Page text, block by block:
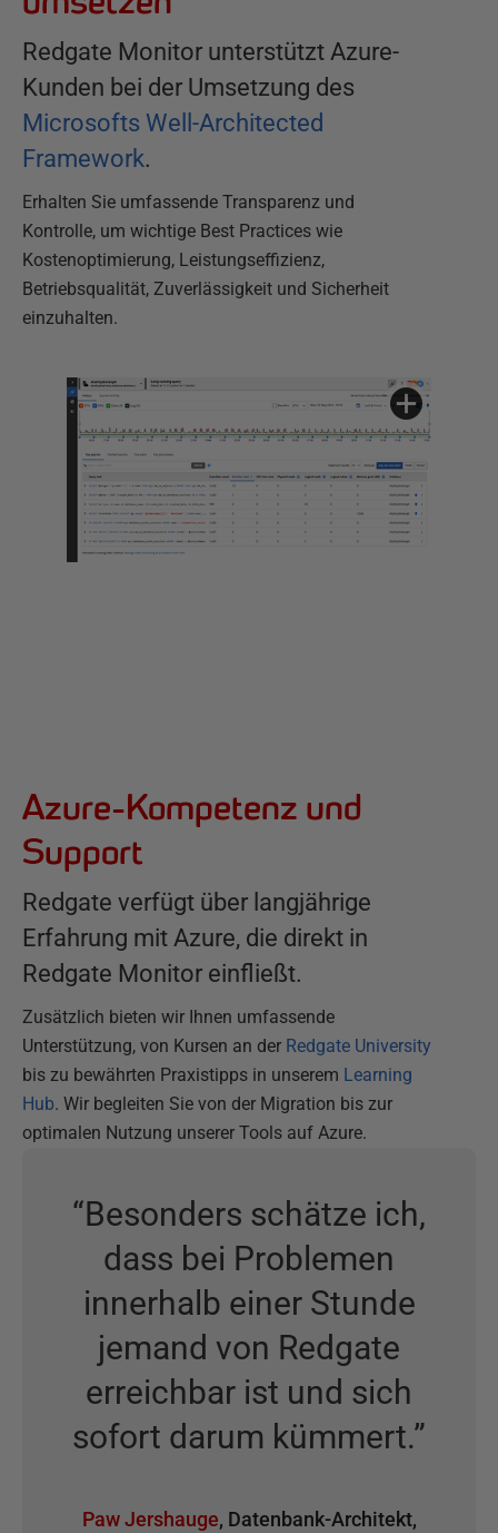
Redgate Monitor unterstützt Azure-
Kunden bei der Umsetzung des
Microsofts Well-Architected
Framework.
Erhalten Sie umfassende Transparenz und
Kontrolle, um wichtige Best Practices wie
Kostenoptimierung, Leistungseffizienz,
Betriebsqualität, Zuverlässigkeit und Sicherheit
einzuhalten.
Azure-Kompetenz und
Support
Redgate verfügt über langjährige
Erfahrung mit Azure, die direkt in
Redgate Monitor einfließt.
Zusätzlich bieten wir Ihnen umfassende
Unterstützung, von Kursen an der Redgate University
bis zu bewährten Praxistipps in unserem Learning
Hub. Wir begleiten Sie von der Migration bis zur
optimalen Nutzung unserer Tools auf Azure.
“Besonders schätze ich,
dass bei Problemen
innerhalb einer Stunde
jemand von Redgate
erreichbar ist und sich
sofort darum kümmert.”
Paw Jershauge, Datenbank-Architekt,